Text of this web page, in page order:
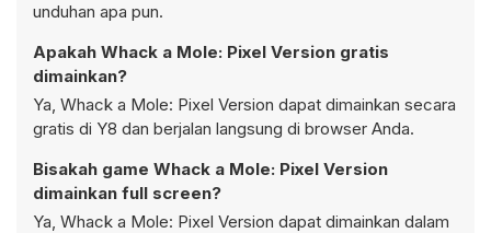
unduhan apa pun.
Apakah Whack a Mole: Pixel Version gratis
dimainkan?
Ya, Whack a Mole: Pixel Version dapat dimainkan secara
gratis di Y8 dan berjalan langsung di browser Anda.
Bisakah game Whack a Mole: Pixel Version
dimainkan full screen?
Ya, Whack a Mole: Pixel Version dapat dimainkan dalam